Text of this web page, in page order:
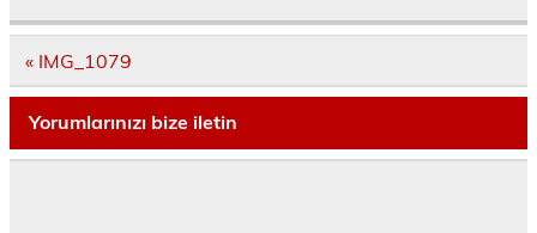
Yazı
dolaşımı
« IMG_1079
Yorumlarınızı bize iletin